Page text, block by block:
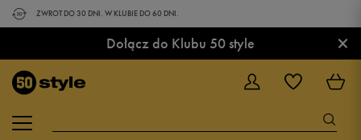
ZWROT DO 30 DNI. W KLUBIE DO 60 DNI.
Dołącz do Klubu 50 style ×